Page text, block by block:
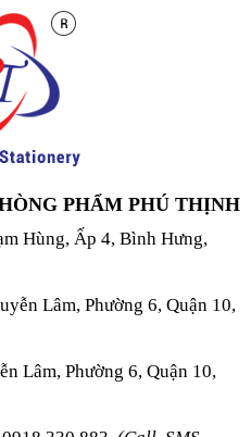
PHẨM PHÚ THỊNH
Hùng, Ấp 4, Bình Hưng,
Lâm, Phường 6, Quận 10,
Lâm, Phường 6, Quận 10,